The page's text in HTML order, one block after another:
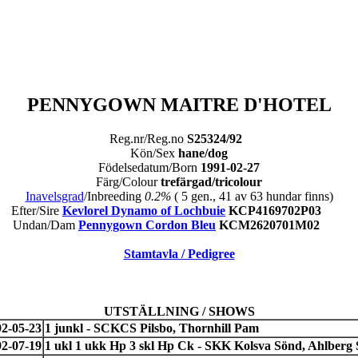
PENNYGOWN MAITRE D'HOTEL
Reg.nr/Reg.no S25324/92
Kön/Sex hane/dog
Födelsedatum/Born 1991-02-27
Färg/Colourtrefärgad/tricolour
Inavelsgrad/Inbreeding 0.2% ( 5 gen., 41 av 63 hundar finns)
Efter/Sire Kevlorel Dynamo of Lochbuie KCP4169702P03
Undan/Dam Pennygown Cordon Bleu KCM2620701M02
Stamtavla / Pedigree
UTSTÄLLNING / SHOWS
05-23 1 junkl - SCKCS Pilsbo, Thornhill Pam
07-19 1 ukl 1 ukk Hp 3 skl Hp Ck - SKK Kolsva Sönd, Ahlberg